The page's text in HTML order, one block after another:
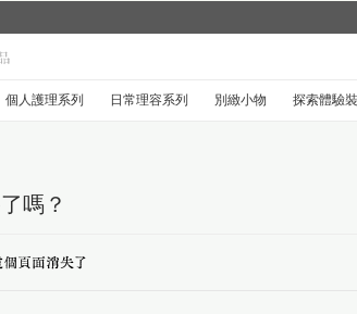
個人護理系列 日常理容系列 別緻小物 探索體驗裝
嗎？
個頁面消失了